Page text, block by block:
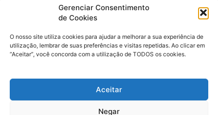
Gerenciar Consentimento
de Cookies
O nosso site utiliza cookies para ajudar a melhorar a sua experiência de
utilização, lembrar de suas preferências e visitas repetidas. Ao clicar em
“Aceitar”, você concorda com a utilização de TODOS os cookies.
Aceitar
Negar
(91) 98224 - 3111
© 2025 A Província do Pará CNPJ: 04.901.141/0001-36 End .
Trav. Quintino Bocaiuva 2301, Ed. Rogério Fernandez – Sala